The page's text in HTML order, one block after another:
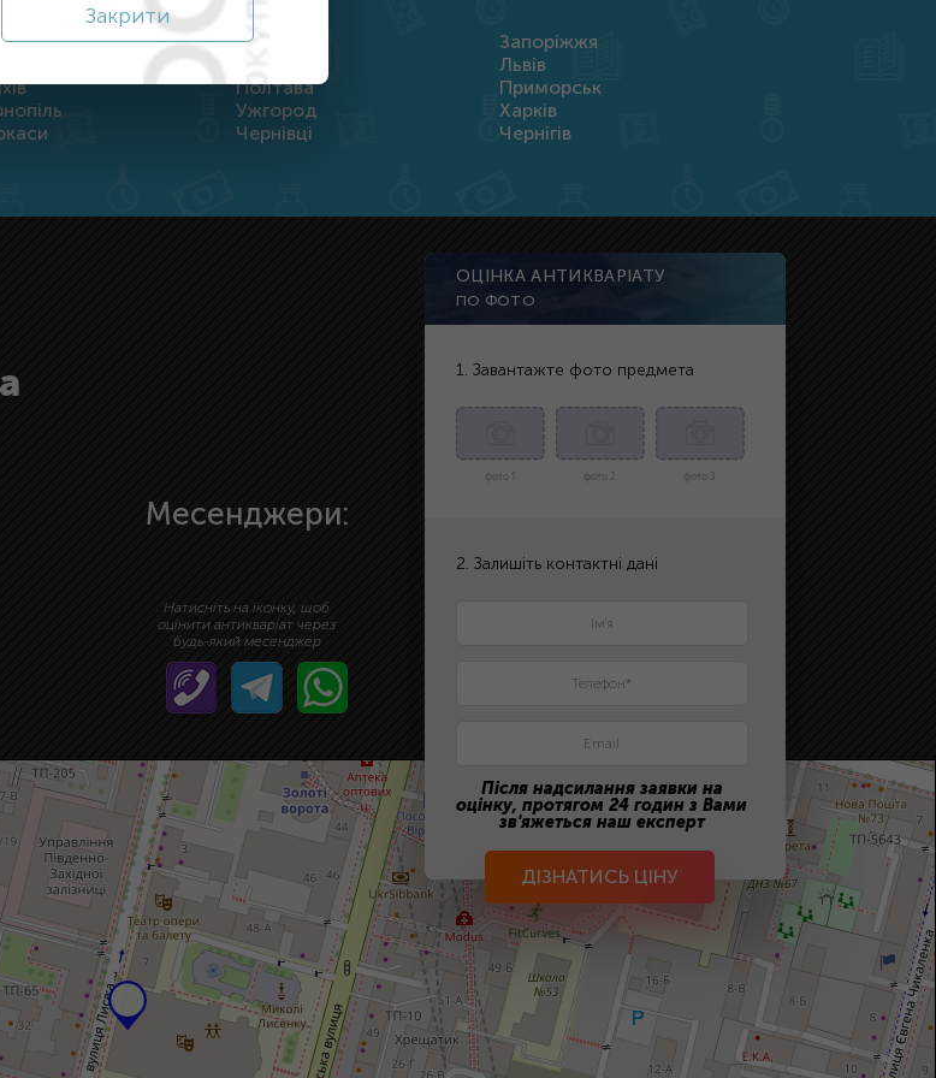
Житомир
Запоріжжя
Львів
Полтава
Приморськ
Ужгород
Харків
Чернівці Чернігів
Месенджери:
Натисніть на іконку, щоб
оцінити антикваріат через
будь-який месенджер
ОЦІНКА АНТИКВАРІАТУ
ПО ФОТО
1. Завантажте фото предмета
фото 1 фото 2 фото 3
2. Залишіть контактні дані
Після надсилання заявки на
оцінку, протягом 24 годин з Вами
зв'яжеться наш експерт
ДІЗНАТИСЬ ЦІНУ
Закрити